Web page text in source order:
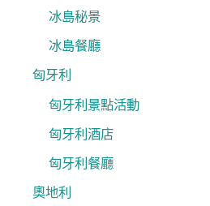
冰島秘景
冰島餐廳
匈牙利
匈牙利景點活動
匈牙利酒店
匈牙利餐廳
奧地利